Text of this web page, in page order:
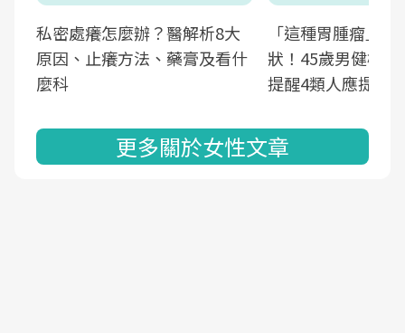
私密處癢怎麼辦？醫解析8大
原因、止癢方法、藥膏及看什
麼科
「這種胃腫瘤」
狀！45歲男健檢
提醒4類人應提高
更多關於女性文章